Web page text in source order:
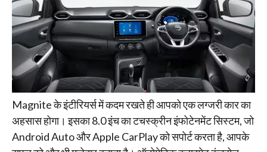
Magnite के इंटीरियर्स में कदम रखते ही आपको एक लग्जरी कार का
अहसास होगा। इसका 8.0 इंच का टचस्क्रीन इंफोटेनमेंट सिस्टम, जो
Android Auto और Apple CarPlay को सपोर्ट करता है, आपके